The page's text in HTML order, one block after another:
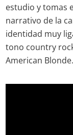
estudio y tomas
narrativo de la
identidad muy
tono country
American Blonde.